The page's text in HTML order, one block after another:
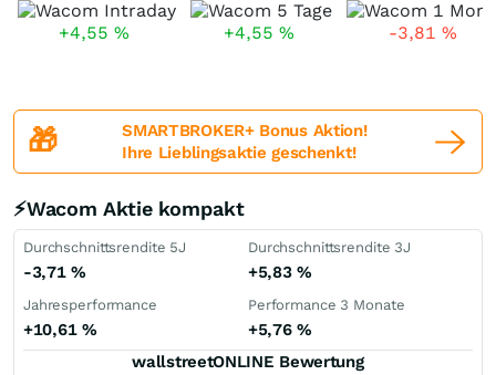
+4,55 % +4,55 % -3,81 %
🎁
SMARTBROKER+ Bonus Aktion!
Ihre Lieblingsaktie geschenkt!
⚡Wacom Aktie kompakt
Durchschnittsrendite 5J
-3,71%
Durchschnittsrendite 3J
+5,83%
Jahresperformance
+10,61 %
Performance 3 Monate
+5,76%
wallstreetONLINE Bewertung